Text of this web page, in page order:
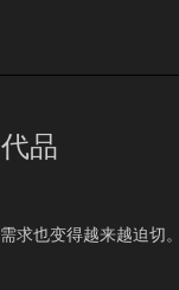
品
求也变得越来越迫切。